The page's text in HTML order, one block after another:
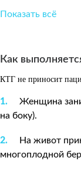
Показать всё
Как
КТГ не приносит
Женщина
на боку).
На живот
многоплодной